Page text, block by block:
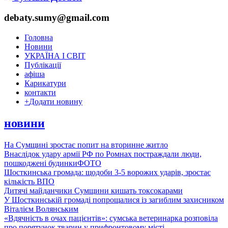
debaty.sumy@gmail.com
Головна
Новини
УКРАЇНА І СВІТ
Публікації
афіша
Карикатури
контакти
+Додати новину
новини
На Сумщині зростає попит на вторинне житло
Внаслідок удару армії РФ по Ромнах постраждали люди,
пошкоджені будинкиФОТО
Шосткинська громада: щодоби 3-5 ворожих ударів, зростає
кількість ВПО
Дитячі майданчики Сумщини кишать токсокарами
У Шосткинській громаді попрощалися із загиблим захисником
Віталієм Волянським
«Вдячність в очах пацієнтів»: сумська ветеринарка розповіла